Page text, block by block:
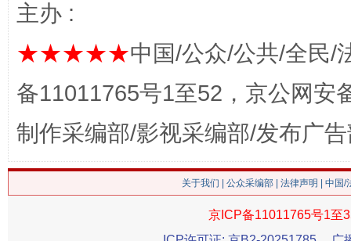
在谋一域中谋全局
今
主办 :
★★★★★中国/公众/公共/全民/
备11011765号1至52，京公网安
制作采编部/影视采编部/发布广
关于我们 公众采编部 法律声明 | 中国
京ICP备11011765号1至